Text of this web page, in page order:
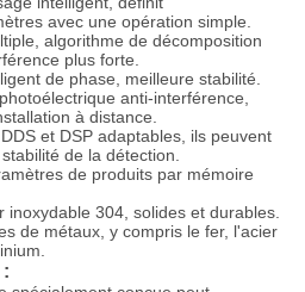
avec une opération simple.
algorithme de décomposition
plus forte.
de phase, meilleure stabilité.
anti-interférence,
à distance.
et DSP adaptables, ils peuvent
de la détection.
de produits par mémoire
inoxydable 304, solides et durables.
de métaux, y compris le fer, l'acier